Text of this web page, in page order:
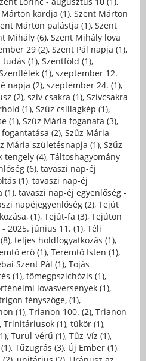
kardja (1), Szent Márton
Márton palástja (1), Szent
Mihály (6), Szent Mihály lova
29 (2), Szent Pál napja (1),
tudás (1), Szentföld (1),
(1), szeptember 12.
napja (2), szeptember 24. (1),
(2), szív csakra (1), Szívcsakra
(1), Szűz csillagkép (1),
(1), Szűz Mária foganata (3),
(2), Szűz Mária
Mária születésnapja (1), Szűz
tengely (4), Táltoshagyomány
(6), tavaszi nap-éj
(1), tavaszi nap-éj
(1), tavaszi nap-éj egyenlőség -
napéjegyenlőség (2), Tejút
(1), Tejút-fa (3), Tejúton
2025. június 11. (1), Téli
, teljes holdfogyatkozás (1),
erő (1), Teremtő Isten (1),
Szent Pál (1), Tojás
(1), tömegpszichózis (1),
lovasversenyek (1),
fényszöge, (1),
(1), Trianon 100. (2), Trianon
Trinitáriusok (1), tükör (1),
, Turul-vérű (1), Tűz-Víz (1),
, Tűzugrás (3), Új Ember (1),